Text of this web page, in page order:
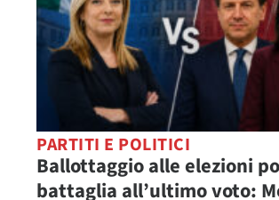
PARTITI E POLITICI
Ballottaggio alle elezioni
battaglia all’ultimo voto: